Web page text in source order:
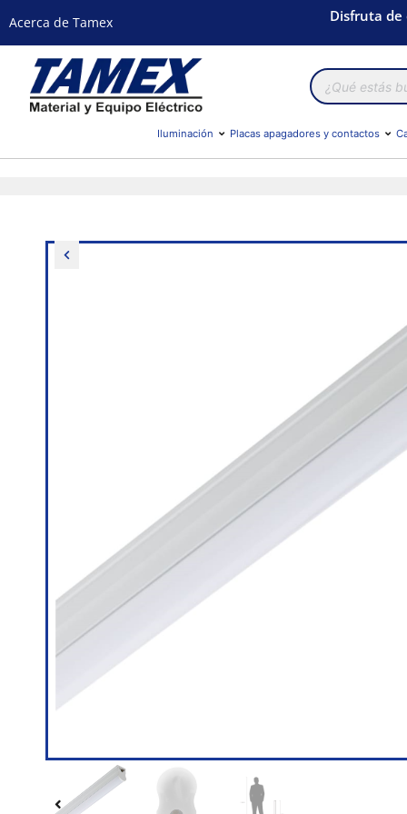
Acerca de Tamex Disfruta de
Búsqueda
de
productos
Iluminación Placas apagadores y contactos